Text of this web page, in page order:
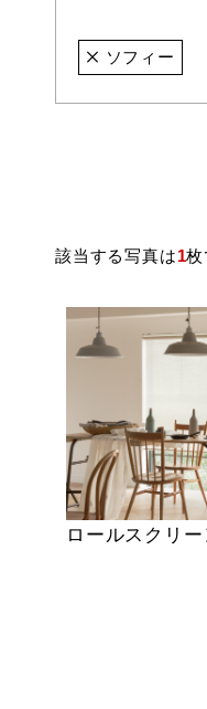
ソフィー
該当する写真は1枚
ロールスクリー